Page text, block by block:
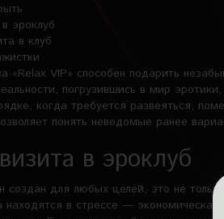
эроклуб
в клуб
«Relax VIP» способен подарить
погрузившись в мир
когда требуется развеяться,
понять неведомые ранее
в эроклуб
создан для любых целей, это не
в стрессе — экономическая